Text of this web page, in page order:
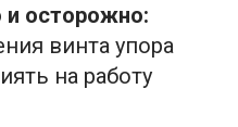
и осторожно:
винта упора
на работу